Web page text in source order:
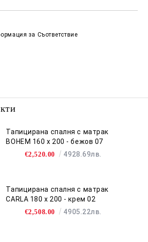
за Съответствие
Тапицирана спалня с матрак
BOHEM 160 х 200 - бежов 07
€2,520.00 4928.69лв.
Тапицирана спалня с матрак
CARLA 180 х 200 - крем 02
€2,508.00 4905.22лв.